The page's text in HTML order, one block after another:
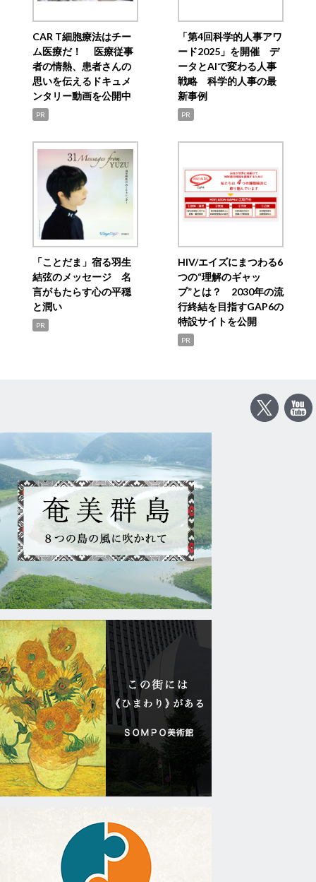
CAR T細胞療法はチー
ム医療だ！ 医療従事
者の情熱、患者さんの
思いを伝えるドキュメ
ンタリー動画を公開中
PR
「第4回科学的人事アワ
ード2025」を開催 デ
ータとAIで変わる人事
戦略 科学的人事の最
新事例
PR
「ことだま」宿る羽生
結弦のメッセージ 名
言がもたらす心の平穏
と潤い
PR
HIV/エイズにまつわる6
つの“理解のギャッ
プ”とは？ 2030年の流
行終結を目指すGAP6の
特設サイトを公開
PR